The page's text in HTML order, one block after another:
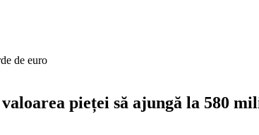
pieței să ajungă la 580